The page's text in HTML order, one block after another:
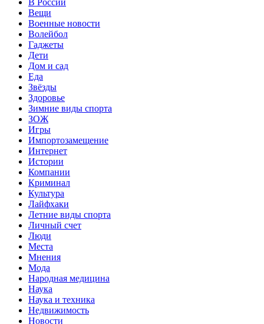
В России
Вещи
Военные новости
Волейбол
Гаджеты
Дети
Дом и сад
Еда
Звёзды
Здоровье
Зимние виды спорта
ЗОЖ
Игры
Импортозамещение
Интернет
Истории
Компании
Криминал
Культура
Лайфхаки
Летние виды спорта
Личный счет
Люди
Места
Мнения
Мода
Народная медицина
Наука
Наука и техника
Недвижимость
Новости